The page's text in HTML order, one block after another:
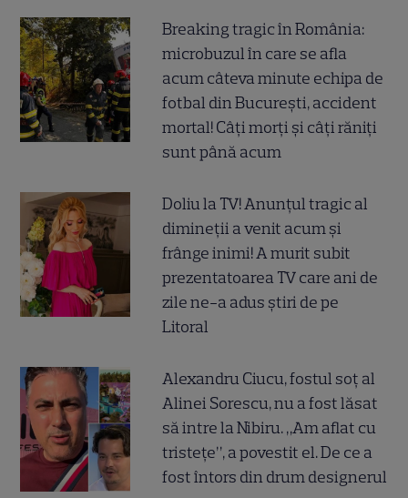
Breaking tragic în România:
microbuzul în care se afla
acum câteva minute echipa de
fotbal din București, accident
mortal! Câți morți și câți răniți
sunt până acum
Doliu la TV! Anunțul tragic al
dimineții a venit acum și
frânge inimi! A murit subit
prezentatoarea TV care ani de
zile ne-a adus știri de pe
Litoral
Alexandru Ciucu, fostul soț al
Alinei Sorescu, nu a fost lăsat
să intre la Nibiru. „Am aflat cu
tristețe”, a povestit el. De ce a
fost întors din drum designerul